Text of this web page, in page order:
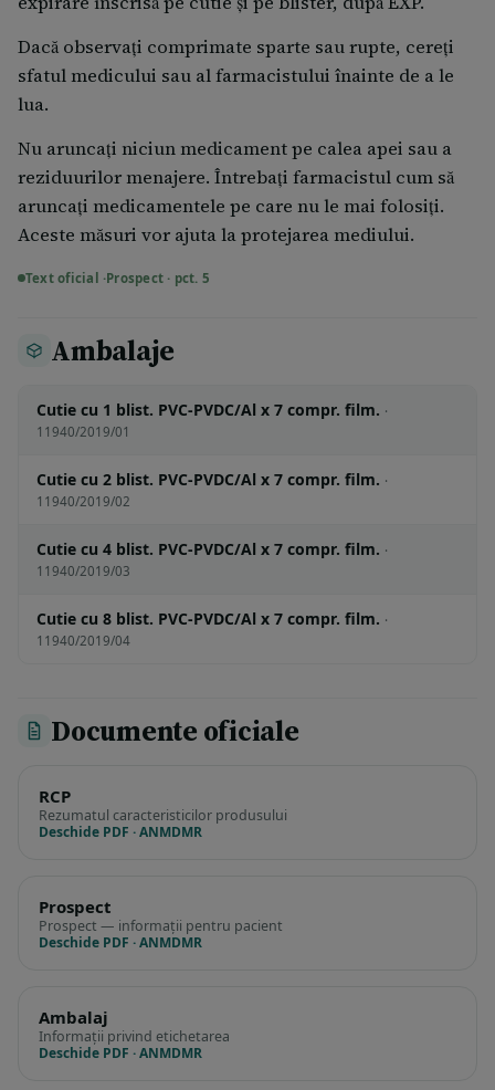
Dacă observaţi comprimate sparte sau rupte, cereţi
sfatul medicului sau al farmacistului înainte de a le
lua.
Nu aruncaţi niciun medicament pe calea apei sau a
reziduurilor menajere. Întrebaţi farmacistul cum să
aruncaţi medicamentele pe care nu le mai folosiţi.
Aceste măsuri vor ajuta la protejarea mediului.
Text oficial ·Prospect · pct. 5
Ambalaje
Cutie cu 1 blist. PVC-PVDC/Al x 7 compr. film. ·
11940/2019/01
Cutie cu 2 blist. PVC-PVDC/Al x 7 compr. film. ·
11940/2019/02
Cutie cu 4 blist. PVC-PVDC/Al x 7 compr. film. ·
11940/2019/03
Cutie cu 8 blist. PVC-PVDC/Al x 7 compr. film. ·
11940/2019/04
Documente oficiale
RCP
Rezumatul caracteristicilor produsului
Deschide PDF · ANMDMR
Prospect
Prospect — informații pentru pacient
Deschide PDF · ANMDMR
Ambalaj
Informații privind etichetarea
Deschide PDF · ANMDMR